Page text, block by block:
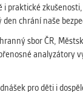
chrání naše
sbor ČR,
pro děti i